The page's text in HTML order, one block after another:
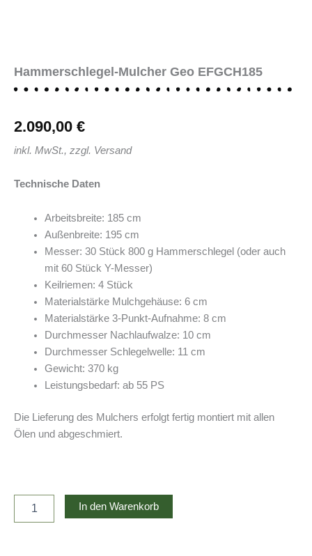
Hammerschlegel-Mulcher Geo EFGCH185
2.090,00 €
inkl. MwSt., zzgl. Versand
Technische Daten
Arbeitsbreite: 185 cm
Außenbreite: 195 cm
Messer: 30 Stück 800 g Hammerschlegel (oder auch
mit 60 Stück Y-Messer)
Keilriemen: 4 Stück
Materialstärke Mulchgehäuse: 6 cm
Materialstärke 3-Punkt-Aufnahme: 8 cm
Durchmesser Nachlaufwalze: 10 cm
Durchmesser Schlegelwelle: 11 cm
Gewicht: 370 kg
Leistungsbedarf: ab 55 PS
Die Lieferung des Mulchers erfolgt fertig montiert mit allen
Ölen und abgeschmiert.
Hammerschlegel-
Mulcher
In den Warenkorb